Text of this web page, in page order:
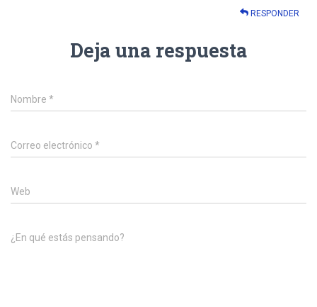
RESPONDER
Deja una respuesta
Nombre *
Correo electrónico *
Web
¿En qué estás pensando?